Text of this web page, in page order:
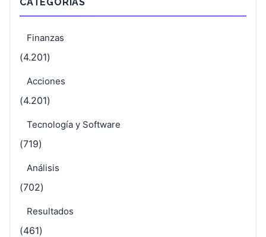
Finanzas
(4.201)
Acciones
(4.201)
Tecnología y Software
(719)
Análisis
(702)
Resultados
(461)